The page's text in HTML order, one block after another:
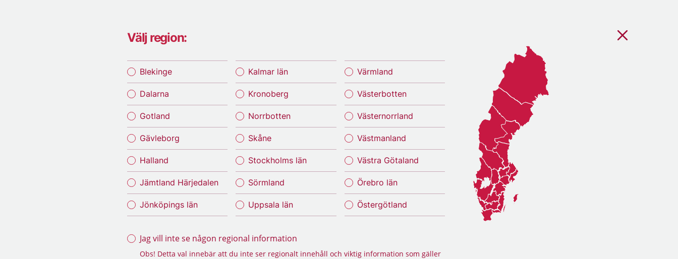
Välj region:
Blekinge
Dalarna
Gotland
Gävleborg
Halland
Jämtland Härjedalen
Jönköpings län
Kalmar län
Kronoberg
Norrbotten
Skåne
Stockholms län
Sörmland
Uppsala län
Värmland
Västerbotten
Västernorrland
Västmanland
Västra Götaland
Örebro län
Östergötland
Jag vill inte se någon regional information
Obs! Detta val innebär att du inte ser regionalt innehåll och viktig information som gäller